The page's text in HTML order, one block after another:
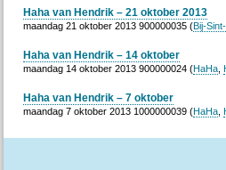
Haha van Hendrik – 21 oktober 2013
maandag 21 oktober 2013 900000035 (Bij-
Haha van Hendrik – 14 oktober
maandag 14 oktober 2013 900000024 (HaHa
Haha van Hendrik – 7 oktober
maandag 7 oktober 2013 1000000039 (HaHa,